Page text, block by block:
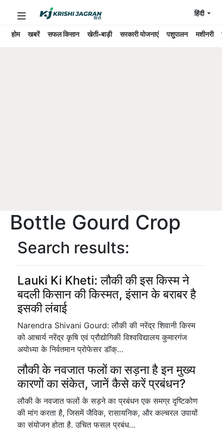
होम खबरें सफल किसान खेती-बाड़ी सरकारी योजनाएं पशुपालन मशीनरी
हिंदी
Bottle Gourd Crop
Search results:
Lauki Ki Kheti: लौकी की इस किस्म ने
बदली किसान की किस्मत, इंसान के बराबर है
इसकी लंबाई
Narendra Shivani Gourd: लौकी की नरेंद्र शिवानी किस्म
को आचार्य नरेंद्र कृषि एवं प्रौद्योगिकी विश्वविद्यालय कुमारगंज
अयोध्या के निर्वतमान प्रोफेसर डॉक्…
लौकी के नवजात फलों का सड़ना है इन मुख्य
कारणों का संकेत, जानें कैसे करें प्रबंधन?
लौकी के नवजात फलों के सड़ने का प्रबंधन एक समग्र दृष्टिकोण
की मांग करता है, जिसमें जैविक, रासायनिक, और कल्चरल उपायों
का संयोजन होता है. उचित फसल प्रबंध…